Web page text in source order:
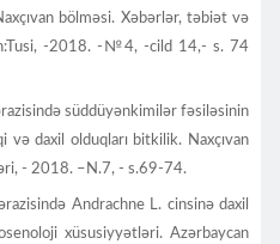
bölməsi. Xəbərlər, təbiət və
-2018. -№4, -cild 14,- s. 74
süddüyənkimilər fəsiləsinin
daxil olduqları bitkilik. Naxçıvan
- 2018. –N.7, - s.69-74.
Andrachne L. cinsinə daxil
xüsusiyyətləri. Azərbaycan